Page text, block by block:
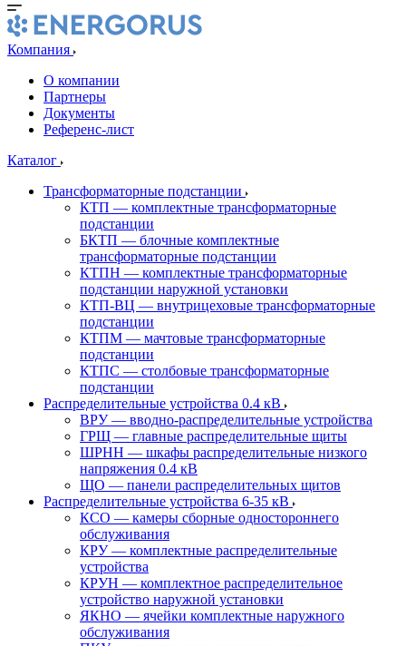
Компания
О компании
Партнеры
Документы
Референс-лист
Каталог
Трансформаторные подстанции
КТП — комплектные трансформаторные
подстанции
БКТП — блочные комплектные
трансформаторные подстанции
КТПН — комплектные трансформаторные
подстанции наружной установки
КТП-ВЦ — внутрицеховые трансформаторные
подстанции
КТПМ — мачтовые трансформаторные
подстанции
КТПС — столбовые трансформаторные
подстанции
Распределительные устройства 0.4 кВ
ВРУ — вводно-распределительные устройства
ГРЩ — главные распределительные щиты
ШРНН — шкафы распределительные низкого
напряжения 0.4 кВ
ЩО — панели распределительных щитов
Распределительные устройства 6-35 кВ
КСО — камеры сборные одностороннего
обслуживания
КРУ — комплектные распределительные
устройства
КРУН — комплектное распределительное
устройство наружной установки
ЯКНО — ячейки комплектные наружного
обслуживания